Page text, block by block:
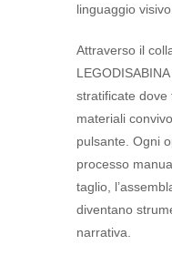
linguaggio
Attraverso il
stratificate dove
materiali
pulsante. Ogni
processo
taglio,
diventano
narrativa.